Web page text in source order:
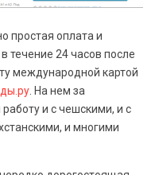
простая оплата и
течение 24 часов после
международной картой
. На нем за
и с чешскими, и с
и многими